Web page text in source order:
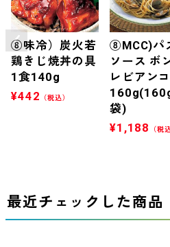
⑧味冷）炭火若
鶏きじ焼丼の具
1食140g
¥442 （税込）
⑧MCC)パ
ソース ボ
レビアン
袋)
¥1,188 （税
最近チェックした商品